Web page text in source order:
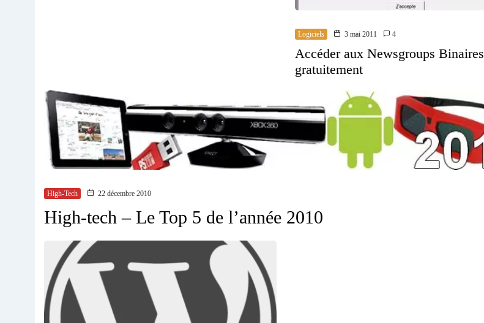
Logiciels 3 mai 2011 4
Accéder aux Newsgroups Binaires
gratuitement
High-Tech 22 décembre 2010
High-tech – Le Top 5 de l’année 2010